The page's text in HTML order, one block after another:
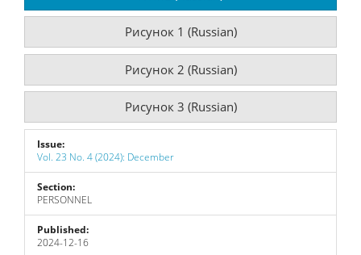
Рисунок 1 (Russian)
Рисунок 2 (Russian)
Рисунок 3 (Russian)
Issue:
Vol. 23 No. 4 (2024): December
Section:
PERSONNEL
Published:
2024-12-16